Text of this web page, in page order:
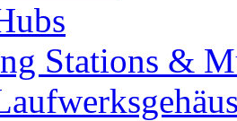
Stations &